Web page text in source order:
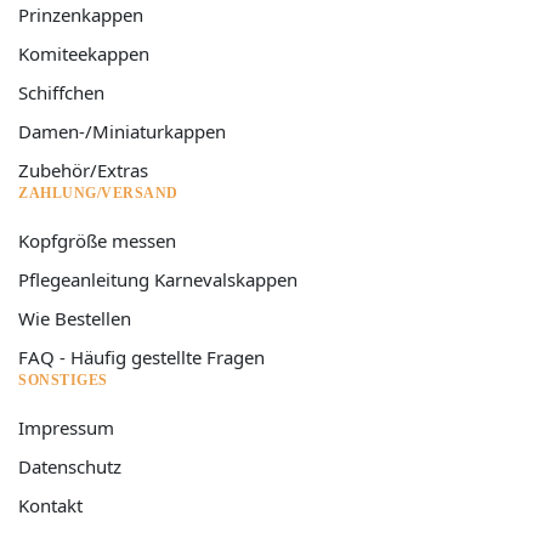
Prinzenkappen
Komiteekappen
Schiffchen
Damen-/Miniaturkappen
Zubehör/Extras
ZAHLUNG/VERSAND
Kopfgröße messen
Pflegeanleitung Karnevalskappen
Wie Bestellen
FAQ - Häufig gestellte Fragen
SONSTIGES
Impressum
Datenschutz
Kontakt